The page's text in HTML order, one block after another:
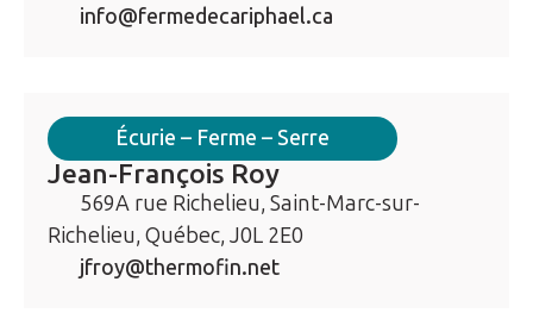
info@fermedecariphael.ca
Écurie – Ferme – Serre
Jean-François Roy
569A rue Richelieu, Saint-Marc-sur-
Richelieu, Québec, J0L 2E0
jfroy@thermofin.net